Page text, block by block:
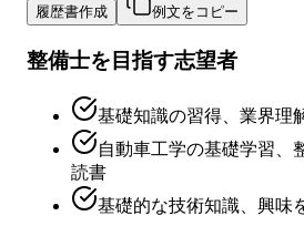
履歴書作成 例文をコピー
整備士を目指す志望者
基礎知識の習得、業界理
自動車工学の基礎学習、
読書
基礎的な技術知識、興味